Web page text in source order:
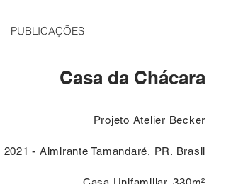
PUBLICAÇÕES
Casa da Chácara
Projeto Atelier Becker
2021 - Almirante Tamandaré, PR. Brasil